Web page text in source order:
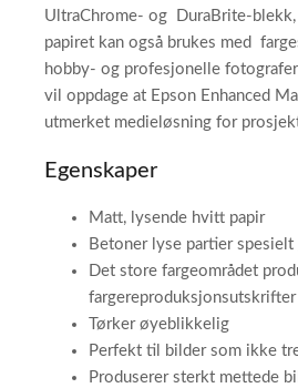
UltraChrome- og DuraBrite-
papiret kan også brukes med
hobby- og profesjonelle
vil oppdage at Epson Enhanced
utmerket medieløsning for
Egenskaper
Matt, lysende hvitt papir
Betoner lyse partier spesielt
Det store fargeområdet
Tørker øyeblikkelig
Perfekt til bilder som ikke
Produserer sterkt mettede